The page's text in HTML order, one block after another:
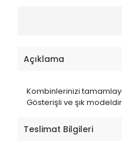
Açıklama
Kombinlerinizi
Gösterişli ve şık
Teslimat Bilgileri